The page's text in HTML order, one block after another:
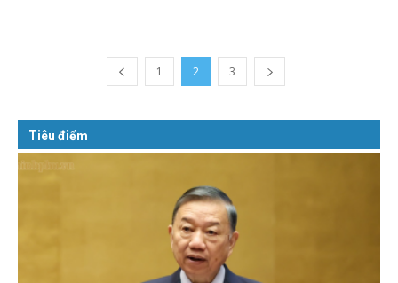
1 2 3
Tiêu điểm